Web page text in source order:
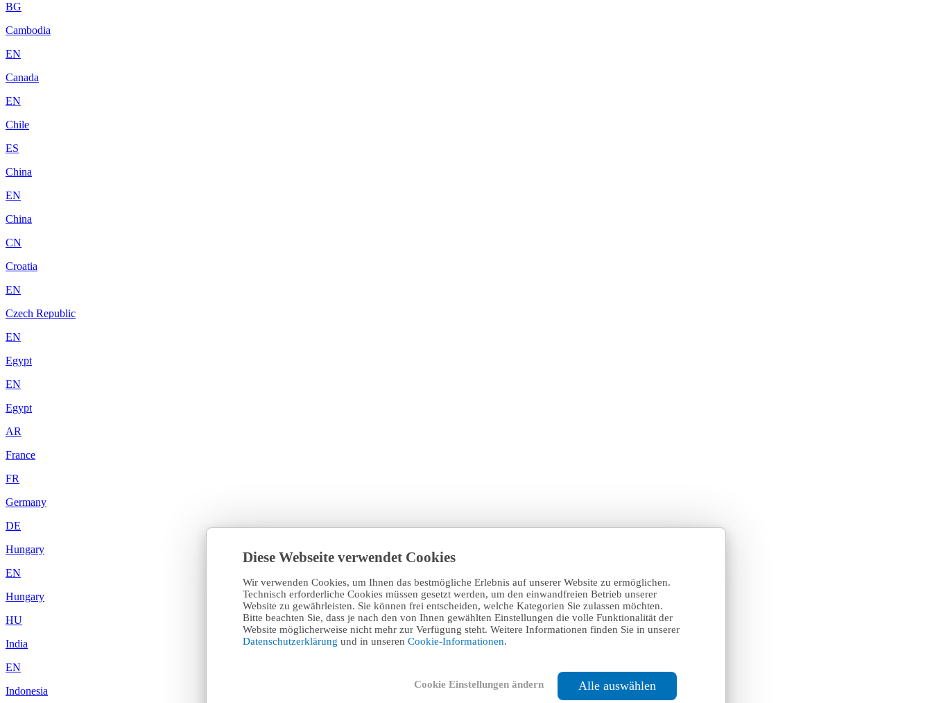
Diese Webseite verwendet Cookies
Wir verwenden Cookies, um Ihnen das bestmögliche Erlebnis auf unserer Website zu ermöglichen.
Technisch erforderliche Cookies müssen gesetzt werden, um den einwandfreien Betrieb unserer
Website zu gewährleisten. Sie können frei entscheiden, welche Kategorien Sie zulassen möchten.
Bitte beachten Sie, dass je nach den von Ihnen gewählten Einstellungen die volle Funktionalität der
Website möglicherweise nicht mehr zur Verfügung steht. Weitere Informationen finden Sie in unserer
Datenschutzerklärung und in unseren Cookie-Informationen.
Cookie Einstellungen ändern Alle auswählen
BG
Cambodia
EN
Canada
EN
Chile
ES
China
EN
China
CN
Croatia
EN
Czech Republic
EN
Egypt
EN
Egypt
AR
France
FR
Germany
DE
Hungary
EN
Hungary
HU
India
EN
Indonesia